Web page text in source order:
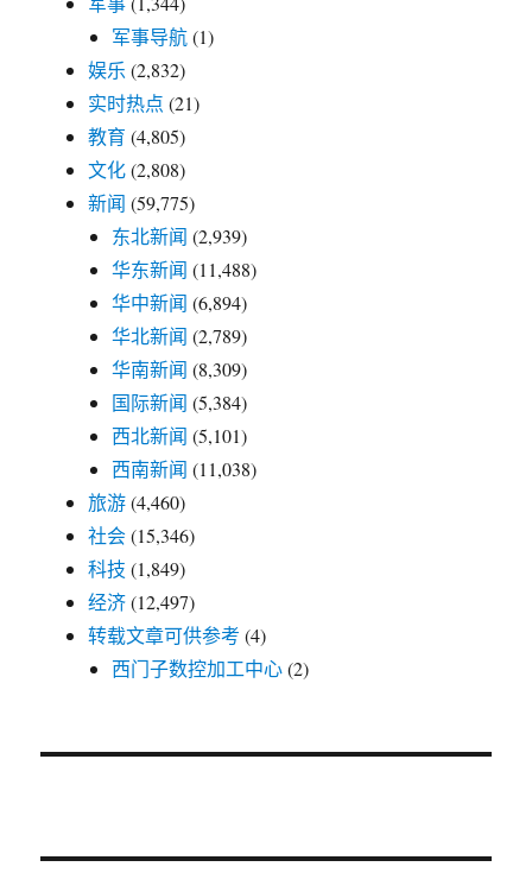
军事导航(1)
娱乐 (2,832)
实时热点 (21)
教育 (4,805)
文化(2,808)
新闻 (59,775)
东北新闻 (2,939)
华东新闻 (11,488)
华中新闻 (6,894)
华北新闻 (2,789)
华南新闻 (8,309)
国际新闻 (5,384)
西北新闻 (5,101)
西南新闻 (11,038)
旅游(4,460)
社会(15,346)
科技 (1,849)
经济(12,497)
转载文章可供参考 (4)
西门子数控加工中心(2)